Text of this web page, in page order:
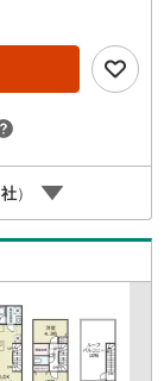
社）